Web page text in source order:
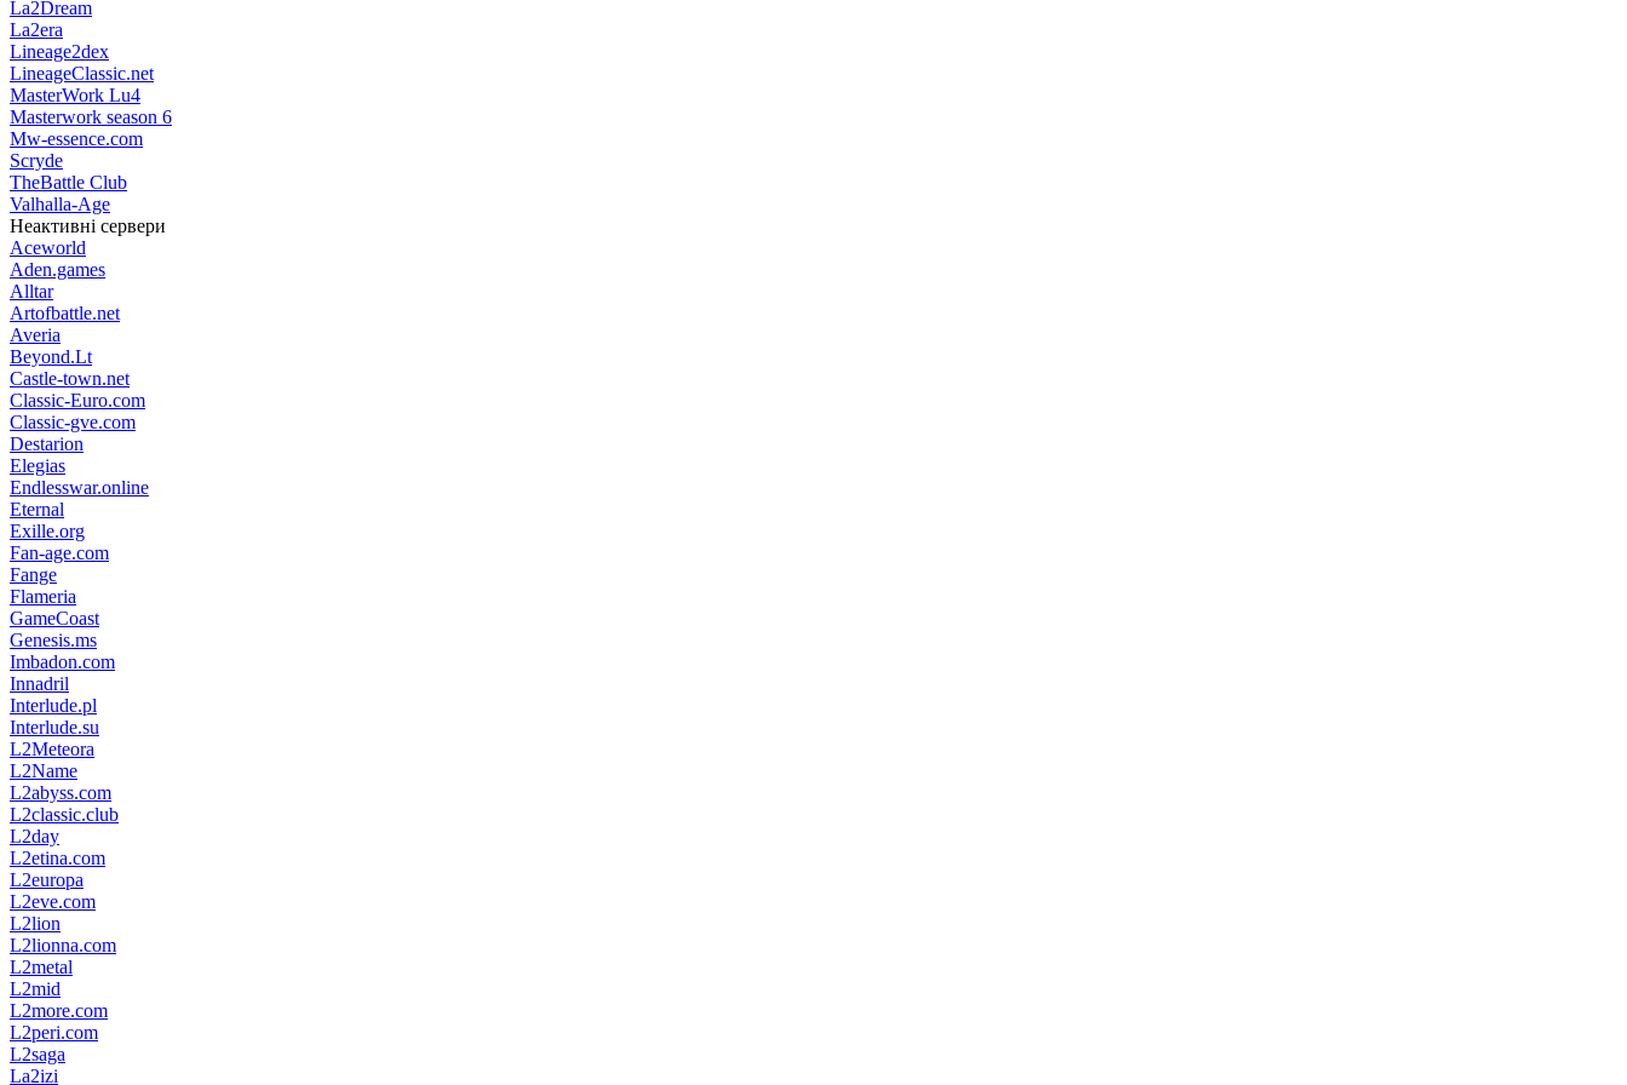
La2Dream
La2era
Lineage2dex
LineageClassic.net
MasterWork Lu4
Masterwork season 6
Mw-essence.com
Scryde
TheBattle Club
Valhalla-Age
Неактивні сервери
Aceworld
Aden.games
Alltar
Artofbattle.net
Averia
Beyond.Lt
Castle-town.net
Classic-Euro.com
Classic-gve.com
Destarion
Elegias
Endlesswar.online
Eternal
Exille.org
Fan-age.com
Fange
Flameria
GameCoast
Genesis.ms
Imbadon.com
Innadril
Interlude.pl
Interlude.su
L2Meteora
L2Name
L2abyss.com
L2classic.club
L2day
L2etina.com
L2europa
L2eve.com
L2lion
L2lionna.com
L2metal
L2mid
L2more.com
L2peri.com
L2saga
La2izi